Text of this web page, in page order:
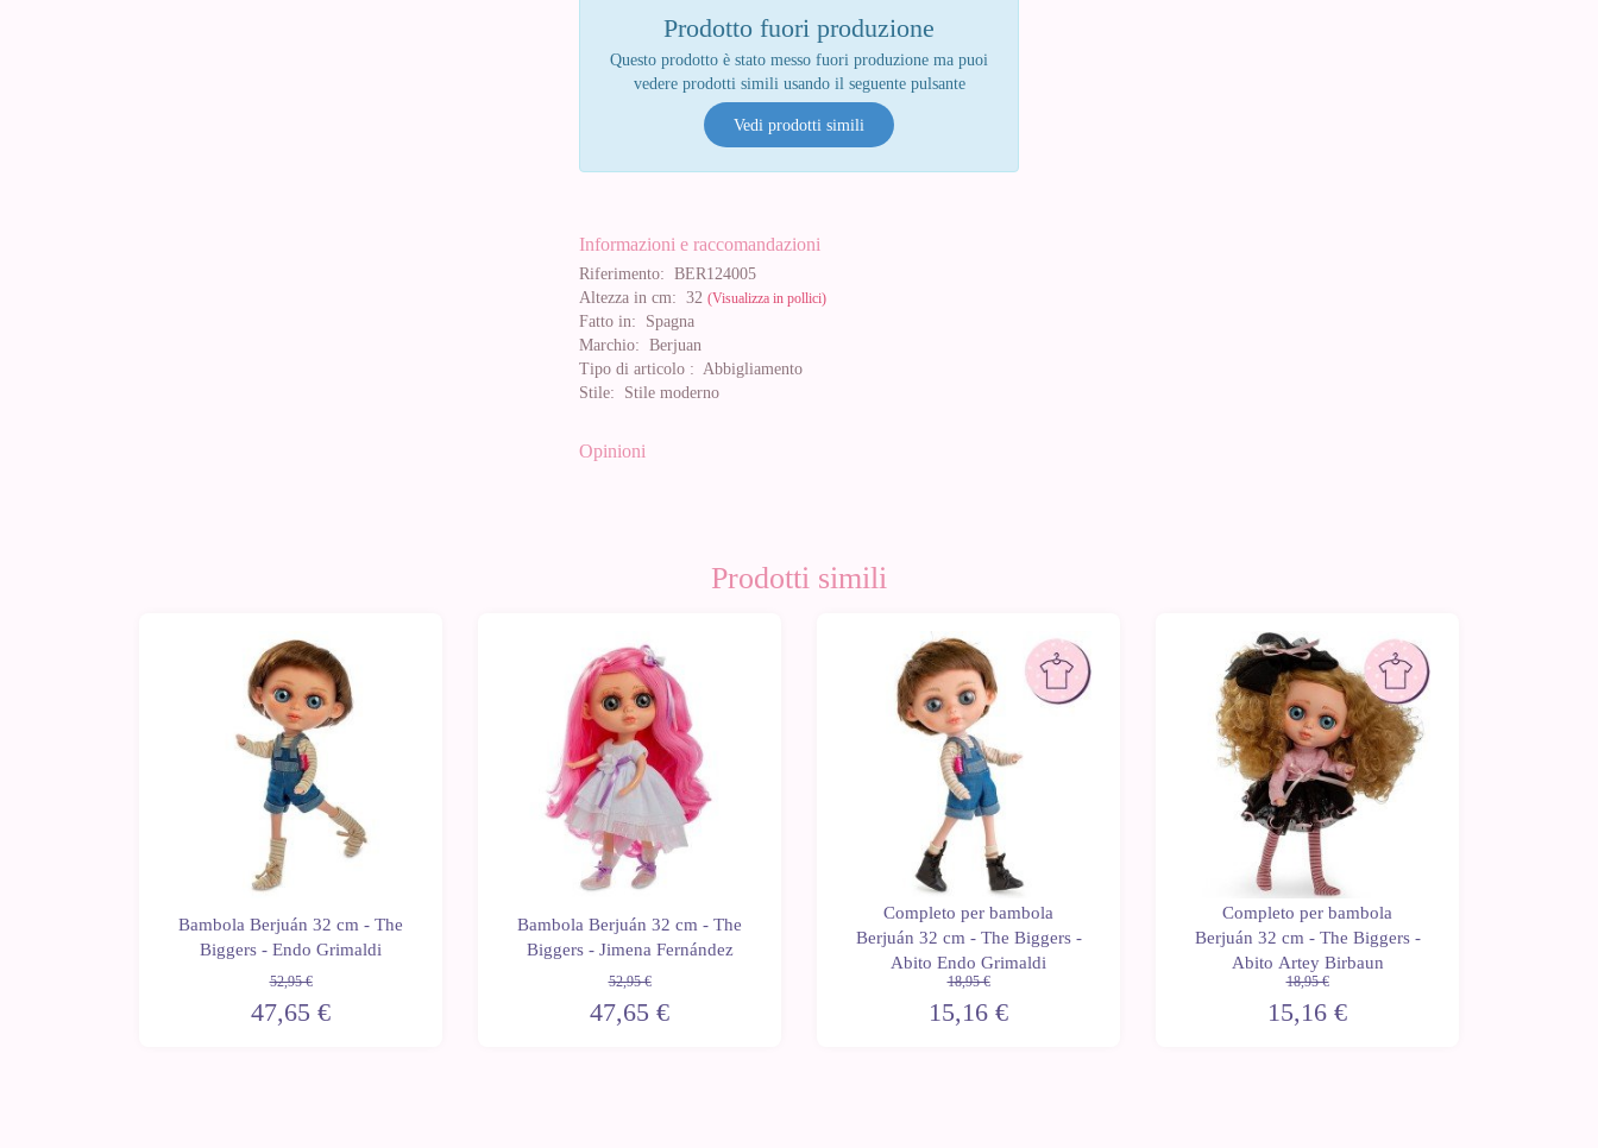
Prodotto fuori produzione
Questo prodotto è stato messo fuori produzione ma puoi
vedere prodotti simili usando il seguente pulsante
Vedi prodotti simili
Informazioni e raccomandazioni
Riferimento: BER124005
Altezza in cm: 32 (Visualizza in pollici)
Fatto in: Spagna
Marchio: Berjuan
Tipo di articolo : Abbigliamento
Stile: Stile moderno
Opinioni
Prodotti simili
Bambola Berjuán 32 cm - The
Biggers - Endo Grimaldi
52,95 €
47,65 €
Bambola Berjuán 32 cm - The
Biggers - Jimena Fernández
52,95 €
47,65 €
Completo per bambola
Berjuán 32 cm - The Biggers -
Abito Endo Grimaldi
18,95 €
15,16 €
Completo per bambola
Berjuán 32 cm - The Biggers -
Abito Artey Birbaun
18,95 €
15,16 €